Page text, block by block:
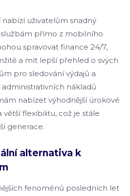
uživatelům snadný
přímo z mobilního
spravovat finance 24/7,
a mít lepší přehled o svých
pro sledování výdajů a
nákladů
nabízet výhodnější úrokové
větší flexibilitu, což je stále
generace.
alternativa k
fenoménů posledních let